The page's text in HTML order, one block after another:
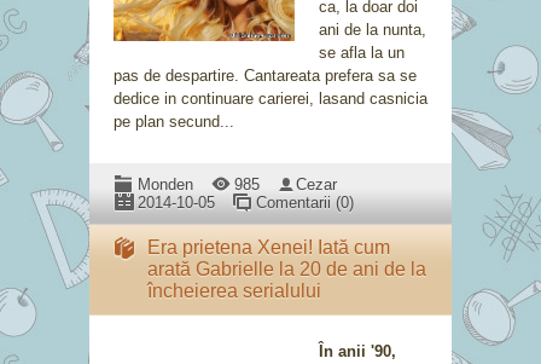
ca, la doar doi
ani de la nunta,
se afla la un
pas de despartire. Cantareata prefera sa se
dedice in continuare carierei, lasand casnicia
pe plan secund...
Monden 985
Cezar
2014-10-05
Comentarii (0)
Era prietena Xenei! Iată cum
arată Gabrielle la 20 de ani de la
încheierea serialului
În anii '90,